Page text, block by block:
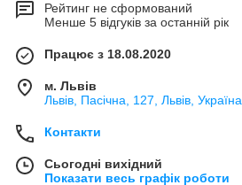
Рейтинг не сформований
Менше 5 відгуків за останній рік
Працює з 18.08.2020
м. Львів
Львів, Пасічна, 127, Львів, Україна
Контакти
Сьогодні вихідний
Показати весь графік роботи